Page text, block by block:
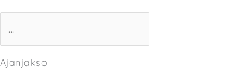
Ajanjakso